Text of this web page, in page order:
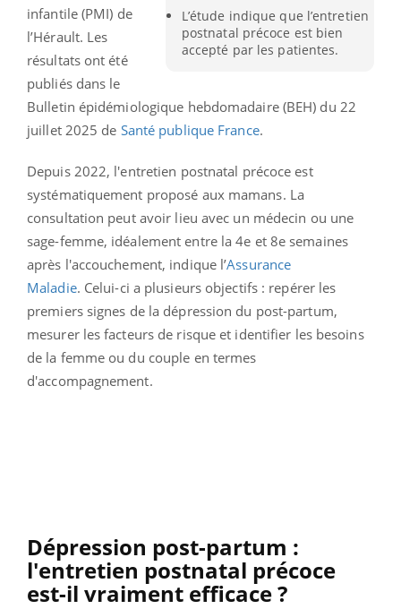
L’étude indique que l’entretien
postnatal précoce est bien
accepté par les patientes.
infantile (PMI) de
l’Hérault. Les
résultats ont été
publiés dans le
Bulletin épidémiologique hebdomadaire (BEH) du 22
juillet 2025 de Santé publique France.
Depuis 2022, l'entretien postnatal précoce est
systématiquement proposé aux mamans. La
consultation peut avoir lieu avec un médecin ou une
sage-femme, idéalement entre la 4e et 8e semaines
après l'accouchement, indique l’Assurance
Maladie. Celui-ci a plusieurs objectifs : repérer les
premiers signes de la dépression du post-partum,
mesurer les facteurs de risque et identifier les besoins
de la femme ou du couple en termes
d'accompagnement.
Dépression post-partum :
l'entretien postnatal précoce
est-il vraiment efficace ?